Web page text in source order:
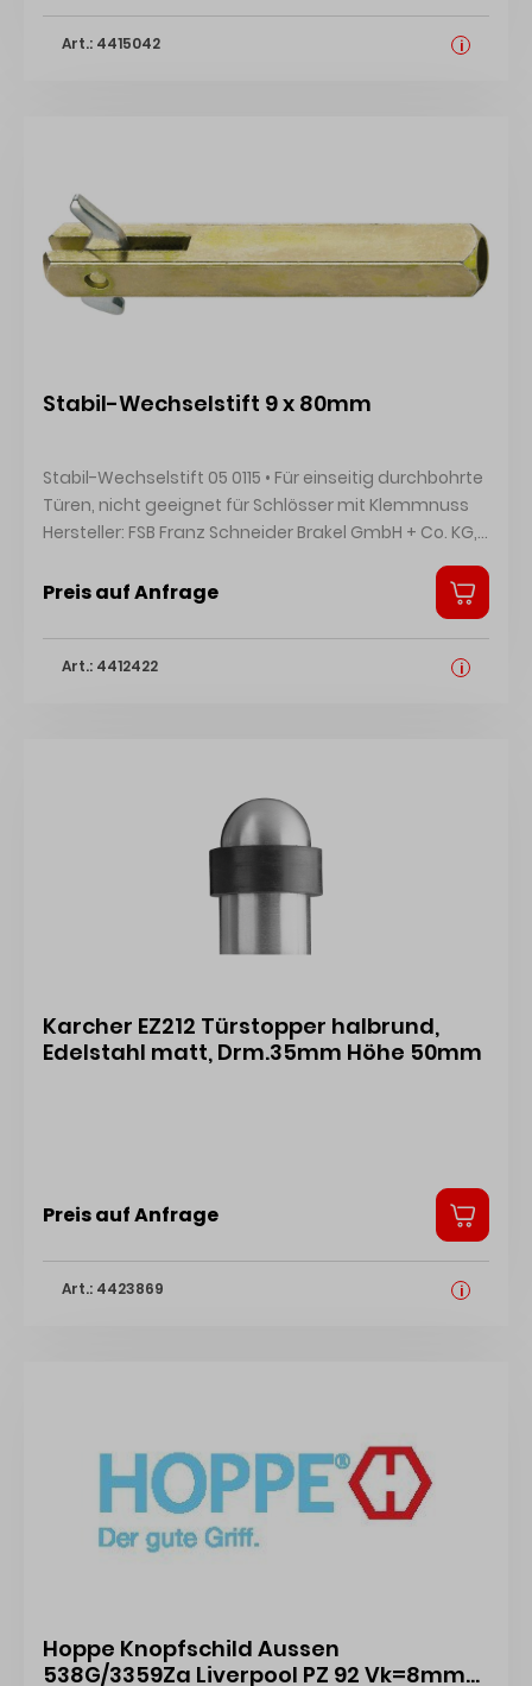
Stahl, Stütznocken; für Aluminium-, Holz- und
Kunststofftüren • Befestigung: verdeckt, zusätzliche
Art.: 4415042 i
Stabil-Wechselstift 9 x 80mm
Stabil-Wechselstift 05 0115 • Für einseitig durchbohrte
Türen, nicht geeignet für Schlösser mit Klemmnuss
Hersteller: FSB Franz Schneider Brakel GmbH + Co. KG,
info@fsb.de
Preis auf Anfrage
Art.: 4412422 i
Karcher EZ212 Türstopper halbrund,
Edelstahl matt, Drm.35mm Höhe 50mm
Preis auf Anfrage
Art.: 4423869 i
Hoppe Knopfschild Aussen
538G/3359Za Liverpool PZ 92 Vk=8mm